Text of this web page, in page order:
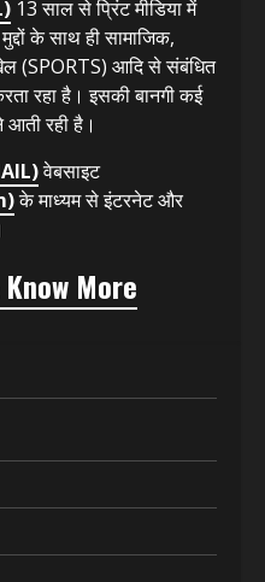
13 साल से प्रिंट मीडिया में
के साथ ही सामाजिक,
(SPORTS) आदि से संबंधित
रहा है। इसकी बानगी कई
रही है।
वेबसाइट
के माध्यम से इंटरनेट और
More